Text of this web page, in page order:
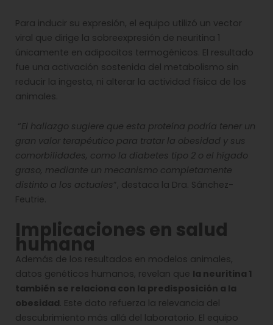
Para inducir su expresión, el equipo utilizó un vector
viral que dirige la sobreexpresión de neuritina 1
únicamente en adipocitos termogénicos. El resultado
fue una activación sostenida del metabolismo sin
reducir la ingesta, ni alterar la actividad física de los
animales.
“El hallazgo sugiere que esta proteína podría tener un
gran valor terapéutico para tratar la obesidad y sus
comorbilidades, como la diabetes tipo 2 o el hígado
graso, mediante un mecanismo completamente
distinto a los actuales”, destaca la Dra. Sánchez-
Feutrie.
Implicaciones en salud
humana
Además de los resultados en modelos animales,
datos genéticos humanos, revelan que la neuritina 1
también se relaciona con la predisposición a la
obesidad. Este dato refuerza la relevancia del
descubrimiento más allá del laboratorio. El equipo